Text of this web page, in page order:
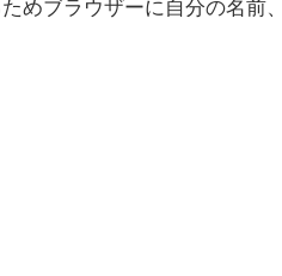
めブラウザーに自分の名前